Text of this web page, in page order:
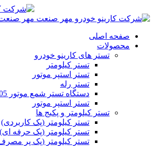
صفحه اصلی
محصولات
تستر های کارینو خودرو
تستر کیلومتر
تستر استپر موتور
تستر رله
دستگاه تستر شمع موتور IR1005
تستر استپر موتور
تستر کیلومتر و پکیج ها
تستر کیلومتر (پک کاربردی)
تستر کیلومتر (پک حرفه ای)
تستر کیلومتر (پک پر